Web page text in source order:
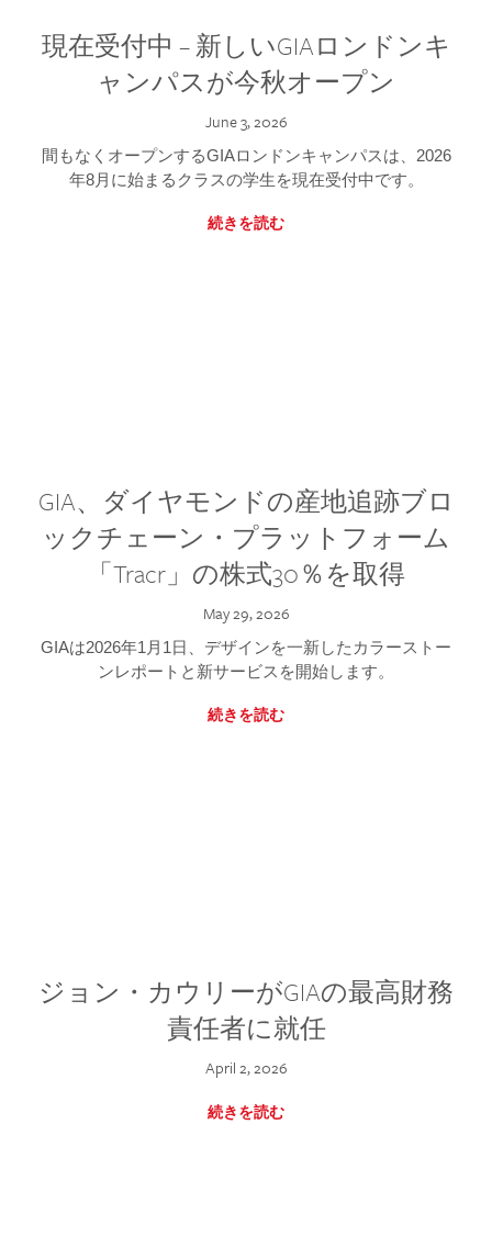
現在受付中 – 新しいGIAロンドンキ
ャンパスが今秋オープン
June 3, 2026
間もなくオープンするGIAロンドンキャンパスは、2026
年8月に始まるクラスの学生を現在受付中です。
続きを読む
GIA、ダイヤモンドの産地追跡ブロ
ックチェーン・プラットフォーム
「Tracr」の株式30％を取得
May 29, 2026
GIAは2026年1月1日、デザインを一新したカラーストー
ンレポートと新サービスを開始します。
続きを読む
ジョン・カウリーがGIAの最高財務
責任者に就任
April 2, 2026
続きを読む